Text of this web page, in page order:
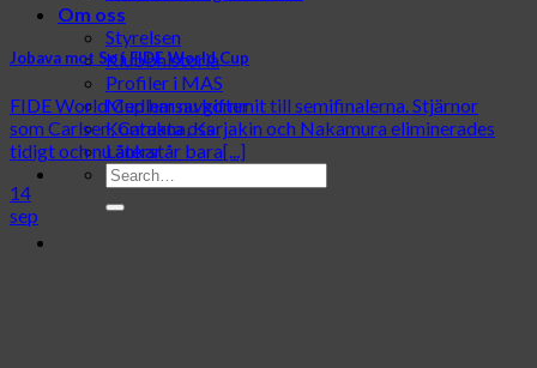
Om oss
Styrelsen
Klubbhistoria
Profiler i MAS
Medlemsavgifter
Kontakta oss
Länkar
Jobava mot So i FIDE World Cup
FIDE World Cup har nu kommit till semifinalerna. Stjärnor
som Carlsen, Caruana, Karjakin och Nakamura eliminerades
tidigt och nu återstår bara[...]
14
sep